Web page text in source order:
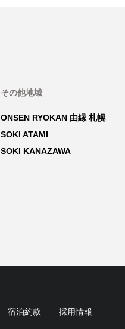
その他地域
ONSEN RYOKAN 由縁 札幌
SOKI ATAMI
SOKI KANAZAWA
宿泊約款
採用情報